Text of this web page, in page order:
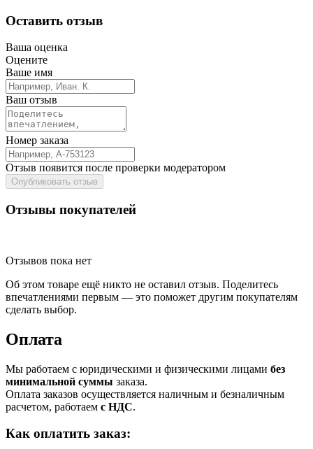
Оставить отзыв
Ваша оценка
Оцените
Ваше имя
Ваш отзыв
Номер заказа
Отзыв появится после проверки модератором
Опубликовать отзыв
Отзывы покупателей
Отзывов пока нет
Об этом товаре ещё никто не оставил отзыв. Поделитесь
впечатлениями первым — это поможет другим покупателям
сделать выбор.
Оплата
Мы работаем с юридическими и физическими лицами без
минимальной суммы заказа.
Оплата заказов осуществляется наличным и безналичным
расчетом, работаем с НДС.
Как оплатить заказ: